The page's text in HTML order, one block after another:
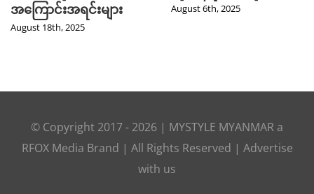
အကြောင်းအရင်းများ
August 18th, 2025
August 6th, 2025
© Copyright 2017 - 2026 | MYSTYLE MYANMAR a
RFOX Media Brand | All Rights Reserved | Advertise
with us